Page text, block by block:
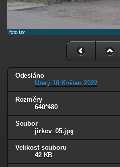
Odesláno
Úterý 10 Květen 2022
Rozměry
640*480
Soubor
jirkov_05.jpg
Velikost souboru
42 KB